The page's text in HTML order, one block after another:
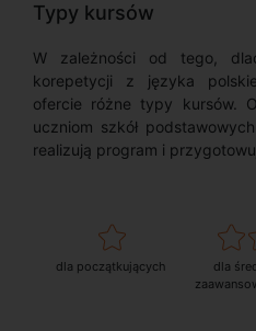
Typy kursów
W zależności od tego,
korepetycji z języka
ofercie różne typy kursów.
uczniom szkół
realizują program i
dla początkujących
dla